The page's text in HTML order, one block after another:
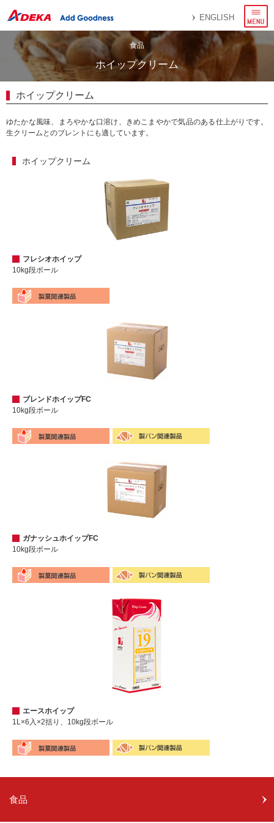
ENGLISH
ニ
ュ
食品
ホイップクリーム
ホイップクリーム
ゆたかな風味、まろやかな口溶け、きめこまやかで気品のある仕上がりです。
生クリームとのブレントにも適しています。
ホイップクリーム
フレシオホイップ
10kg段ボール
ブレンドホイップFC
10kg段ボール
ガナッシュホイップFC
10kg段ボール
エースホイップ
1L×6入×2括り、10kg段ボール
食品